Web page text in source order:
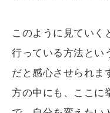
このように見ていく
行っている方法とい
だと感心させられま
方の中にも、ここに